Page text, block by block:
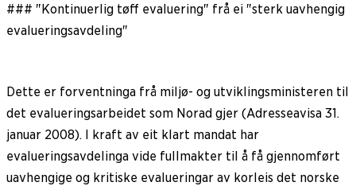
### "Kontinuerlig tøff evaluering" frå ei "sterk uavhengig
evalueringsavdeling"
Dette er forventninga frå miljø- og utviklingsministeren til
det evalueringsarbeidet som Norad gjer (Adresseavisa 31.
januar 2008). I kraft av eit klart mandat har
evalueringsavdelinga vide fullmakter til å få gjennomført
uavhengige og kritiske evalueringar av korleis det norske